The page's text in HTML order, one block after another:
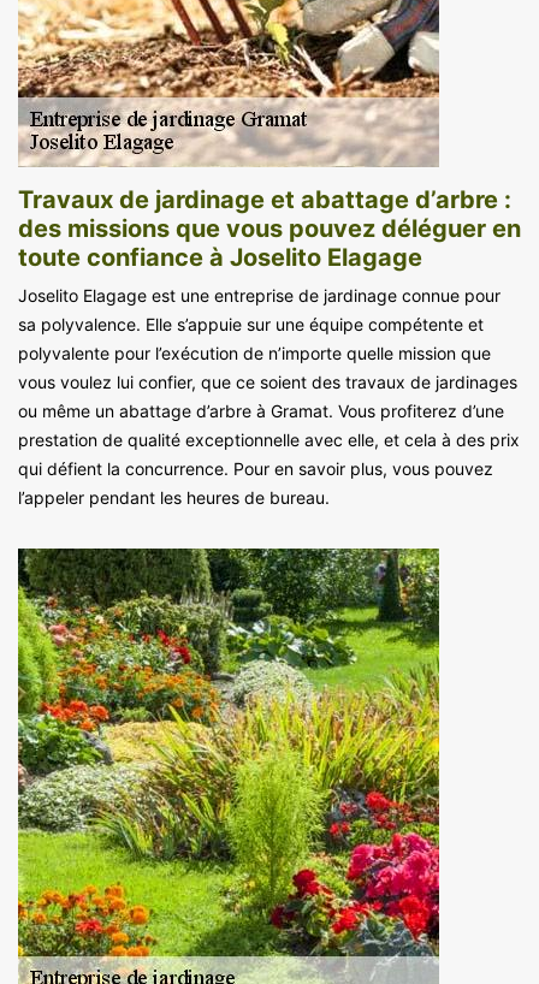
Travaux de jardinage et abattage d’arbre :
des missions que vous pouvez déléguer en
toute confiance à Joselito Elagage
Joselito Elagage est une entreprise de jardinage connue pour
sa polyvalence. Elle s’appuie sur une équipe compétente et
polyvalente pour l’exécution de n’importe quelle mission que
vous voulez lui confier, que ce soient des travaux de jardinages
ou même un abattage d’arbre à Gramat. Vous profiterez d’une
prestation de qualité exceptionnelle avec elle, et cela à des prix
qui défient la concurrence. Pour en savoir plus, vous pouvez
l’appeler pendant les heures de bureau.